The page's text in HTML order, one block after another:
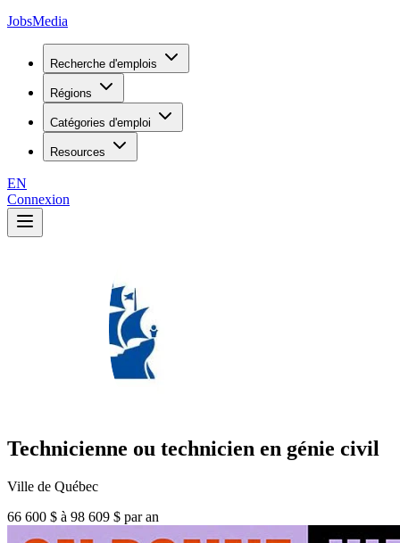
JobsMedia
Recherche d'emplois
Régions
Catégories d'emploi
Resources
EN
Connexion
Technicienne ou technicien en génie civil
Ville de Québec
66 600 $ à 98 609 $ par an